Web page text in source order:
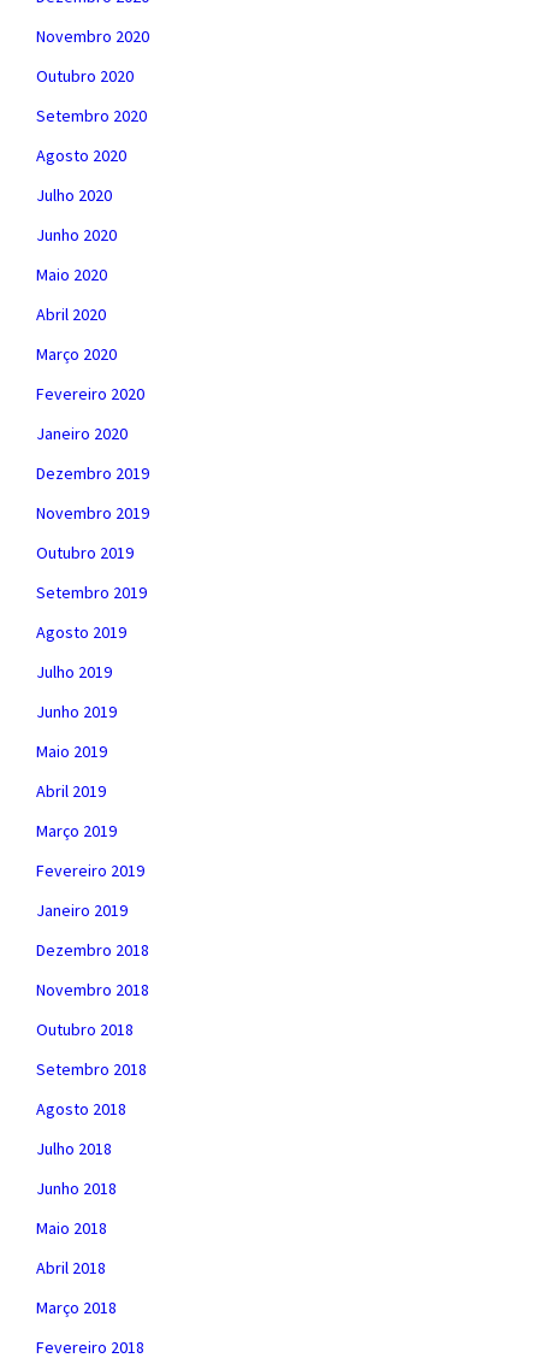
Novembro 2020
Outubro 2020
Setembro 2020
Agosto 2020
Julho 2020
Junho 2020
Maio 2020
Abril 2020
Março 2020
Fevereiro 2020
Janeiro 2020
Dezembro 2019
Novembro 2019
Outubro 2019
Setembro 2019
Agosto 2019
Julho 2019
Junho 2019
Maio 2019
Abril 2019
Março 2019
Fevereiro 2019
Janeiro 2019
Dezembro 2018
Novembro 2018
Outubro 2018
Setembro 2018
Agosto 2018
Julho 2018
Junho 2018
Maio 2018
Abril 2018
Março 2018
Fevereiro 2018